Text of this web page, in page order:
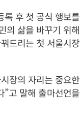
록 후 첫 공식 행보를
의 삶을 바꾸기 위해
드리는 첫 서울시장
장의 자리는 중요한
”고 말해 출마선언을